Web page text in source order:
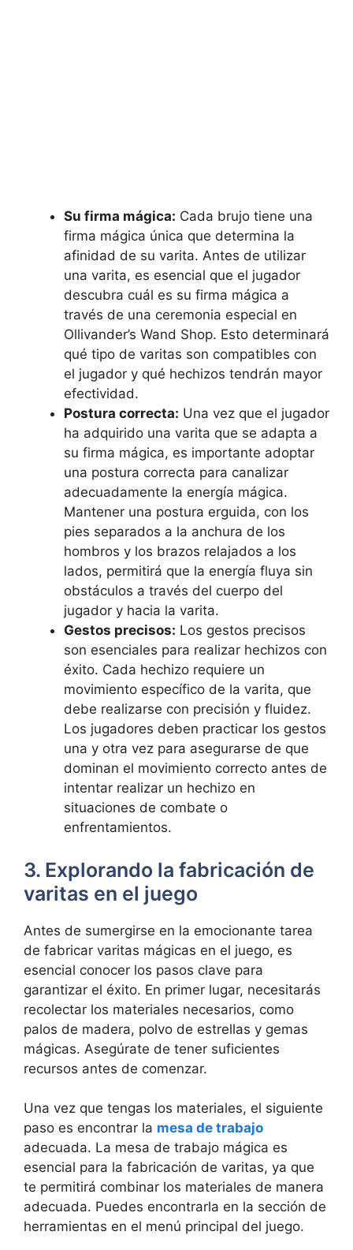
Su firma mágica: Cada brujo tiene una
firma mágica única que determina la
afinidad de su varita. Antes de utilizar
una varita, es esencial que el jugador
descubra cuál es su firma mágica a
través de una ceremonia especial en
Ollivander’s Wand Shop. Esto determinará
qué tipo de varitas son compatibles con
el jugador y qué hechizos tendrán mayor
efectividad.
Postura correcta: Una vez que el jugador
ha adquirido una varita que se adapta a
su firma mágica, es importante adoptar
una postura correcta para canalizar
adecuadamente la energía mágica.
Mantener una postura erguida, con los
pies separados a la anchura de los
hombros y los brazos relajados a los
lados, permitirá que la energía fluya sin
obstáculos a través del cuerpo del
jugador y hacia la varita.
Gestos precisos: Los gestos precisos
son esenciales para realizar hechizos con
éxito. Cada hechizo requiere un
movimiento específico de la varita, que
debe realizarse con precisión y fluidez.
Los jugadores deben practicar los gestos
una y otra vez para asegurarse de que
dominan el movimiento correcto antes de
intentar realizar un hechizo en
situaciones de combate o
enfrentamientos.
3. Explorando la fabricación de
varitas en el juego
Antes de sumergirse en la emocionante tarea
de fabricar varitas mágicas en el juego, es
esencial conocer los pasos clave para
garantizar el éxito. En primer lugar, necesitarás
recolectar los materiales necesarios, como
palos de madera, polvo de estrellas y gemas
mágicas. Asegúrate de tener suficientes
recursos antes de comenzar.
Una vez que tengas los materiales, el siguiente
paso es encontrar la mesa de trabajo
adecuada. La mesa de trabajo mágica es
esencial para la fabricación de varitas, ya que
te permitirá combinar los materiales de manera
adecuada. Puedes encontrarla en la sección de
herramientas en el menú principal del juego.